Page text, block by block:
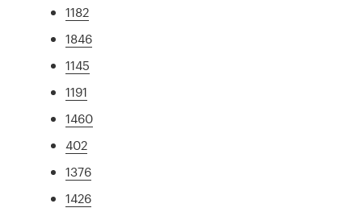
1182
1846
1145
1191
1460
402
1376
1426